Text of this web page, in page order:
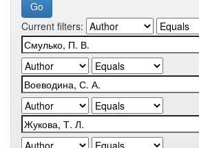
Current filters: